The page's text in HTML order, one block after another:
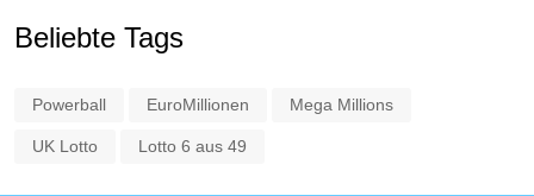
Beliebte Tags
Powerball EuroMillionen Mega Millions
UK Lotto Lotto 6 aus 49